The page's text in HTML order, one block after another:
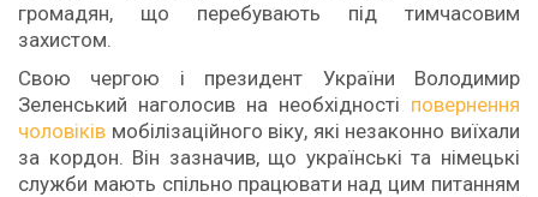
громадян, що перебувають під тимчасовим
захистом.
Свою чергою і президент України Володимир
Зеленський наголосив на необхідності повернення
чоловіків мобілізаційного віку, які незаконно виїхали
за кордон. Він зазначив, що українські та німецькі
служби мають спільно працювати над цим питанням